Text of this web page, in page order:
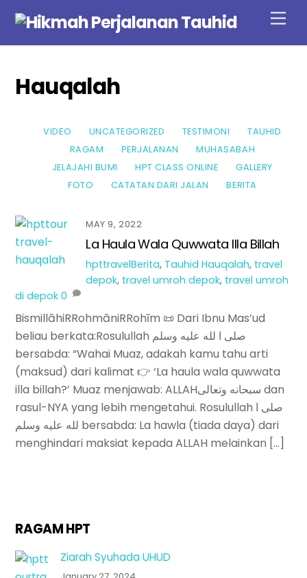
content
Hauqalah
VIDEO UNCATEGORIZED TESTIMONI
TAUHID
RAGAM
PERJALANAN
MUHASABAH
JELAJAHI BUMI
HPT CLASS ONLINE
GALLERY
FOTO
CATATAN DARI JALAN BERITA
MAY 9, 2022
La Haula Wala Quwwata Illa Billah
hpttravelBerita, Tauhid Hauqalah, travel
depok, travel umroh depok, travel umroh
di depok 0
BismillāhiRRohmāniRRohīm 📜 Dari Ibnu Mas’ud
beliau berkata:Rosulullah صلى ا لله عليه وسلم
bersabda: “Wahai Muaz, adakah kamu tahu arti
(maksud) dari kalimat 👉 ‘La haula wala quwwata
illa billah?’ Muaz menjawab: ALLAHسبحانه وتعالى dan
rasul-NYA yang lebih mengetahui. Rosulullah صلى ا
لله عليه وسلم bersabda: La hawla (tiada daya) dari
menghindari maksiat kepada ALLAH melainkan […]
RAGAM HPT
Ziarah Syuhada UHUD